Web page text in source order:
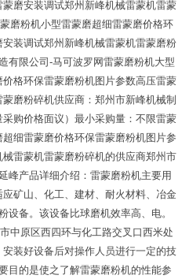
磨安装调试郑州新峰机械雷蒙机雷蒙
磨粉机小型雷蒙磨超细雷蒙磨价格环
装调试郑州新峰机械雷蒙机雷蒙磨粉
有限公司-马可波罗网雷蒙磨粉机大型
格环保雷蒙磨粉机图片参数高压雷蒙
磨粉碎机供应商：郑州市新峰机械制
购价格面议）最小采购量：不限雷蒙
细雷蒙磨价格环保雷蒙磨粉机图片参
雷蒙机雷蒙磨粉碎机的供应商郑州市
峰产品详细介绍：雷蒙磨粉机主要用
矿山、化工、建材、耐火材料、冶金
设备。该设备比球磨机效率高、电。
中原区西四环与化工路交叉口西米处
装好设备后对操作人员进行一定的技
目的是使之了解雷蒙磨粉机的性能参